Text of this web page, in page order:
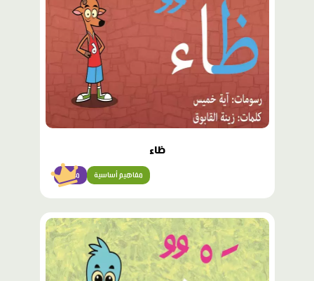
ظاء
مبتدئ مفاهيم أساسية
محتوى
مميّز